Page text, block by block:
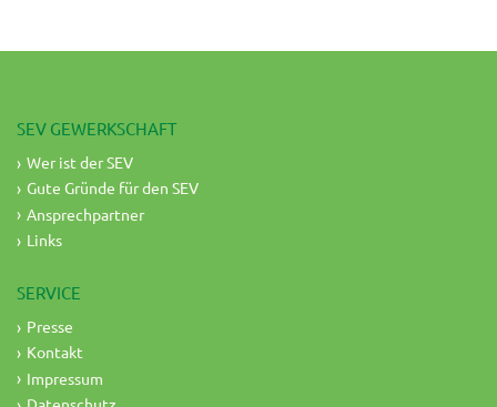
SEV GEWERKSCHAFT
Wer ist der SEV
Gute Gründe für den SEV
Ansprechpartner
Links
SERVICE
Presse
Kontakt
Impressum